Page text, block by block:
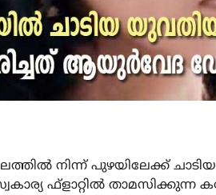
നിന്ന് പുഴയിലേക്ക്
ഫ്ളാറ്റില്‍ താമസിക്കുന്ന